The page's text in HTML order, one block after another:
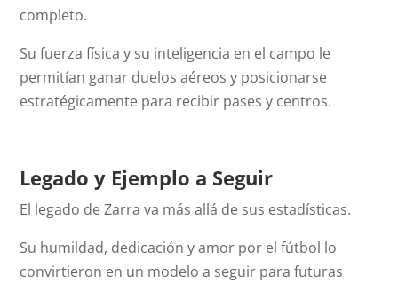
completo.
Su fuerza física y su inteligencia en el campo le
permitían ganar duelos aéreos y posicionarse
estratégicamente para recibir pases y centros.
Legado y Ejemplo a Seguir
El legado de Zarra va más allá de sus estadísticas.
Su humildad, dedicación y amor por el fútbol lo
convirtieron en un modelo a seguir para futuras